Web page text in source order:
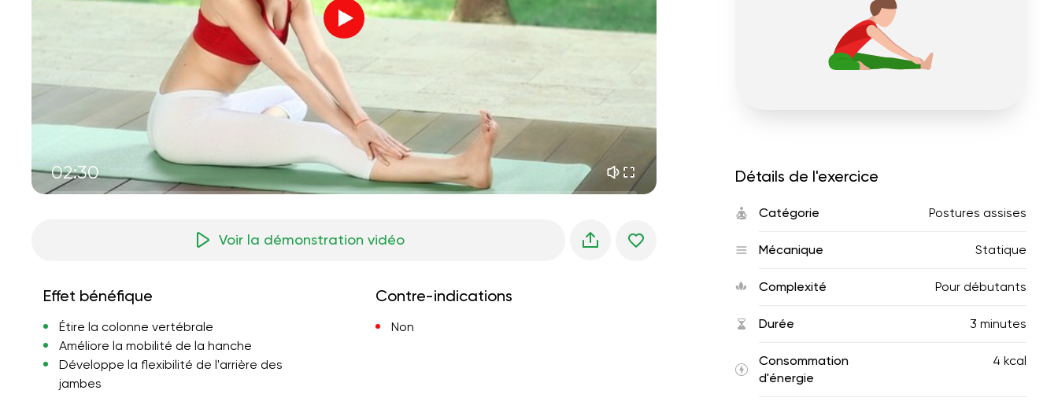
02:30
fraîcheur de la forêt 05:00
02:00
la voix du vent 02:00
forêt de printemps 02:00
Voir la démonstration vidéo
Effet bénéfique
Étire la colonne vertébrale
Améliore la mobilité de la hanche
Développe la flexibilité de l'arrière des
jambes
Contre-indications
Non
Détails de l'exercice
Catégorie Postures assises
Mécanique Statique
Complexité Pour débutants
Durée 3 minutes
Consommation
d'énergie
4 kcal